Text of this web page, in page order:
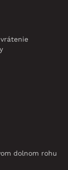
dolnom rohu